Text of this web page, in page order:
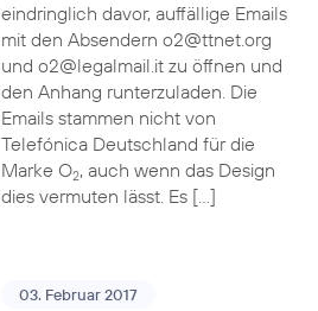
eindringlich davor, auffällige Emails
mit den Absendern o2@ttnet.org
und o2@legalmail.it zu öffnen und
den Anhang runterzuladen. Die
Emails stammen nicht von
Telefónica Deutschland für die
Marke O2, auch wenn das Design
dies vermuten lässt. Es […]
03. Februar 2017